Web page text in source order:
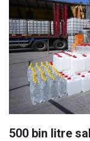
500 bin litre